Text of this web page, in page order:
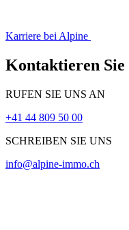
Karriere bei Alpine
Kontaktieren Sie
RUFEN SIE UNS AN
+41 44 809 50 00
SCHREIBEN SIE UNS
info@alpine-immo.ch